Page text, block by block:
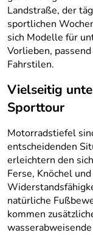
Landstraße, der
sportlichen
sich Modelle für
Vorlieben,
Fahrstilen.
Vielseitig
Sporttour
Motorradstiefel
entscheidenden
erleichtern den
Ferse, Knöchel
natürliche
kommen